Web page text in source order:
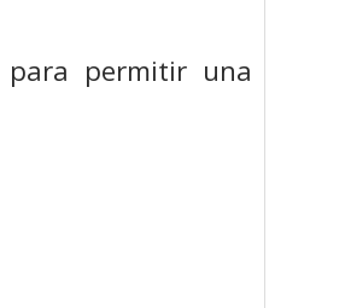
para permitir una